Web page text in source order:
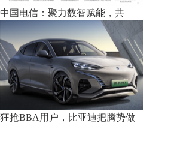
中国电信：聚力数智赋能，共
狂抢BBA用户，比亚迪把腾势做